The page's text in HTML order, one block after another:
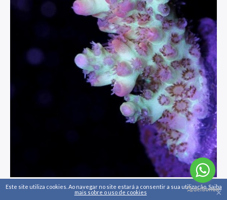
Acropora Shortcake
Este site utiliza cookies. Ao navegar no site estará a consentir a sua utilização.Saiba
mais sobre o uso de cookies
×